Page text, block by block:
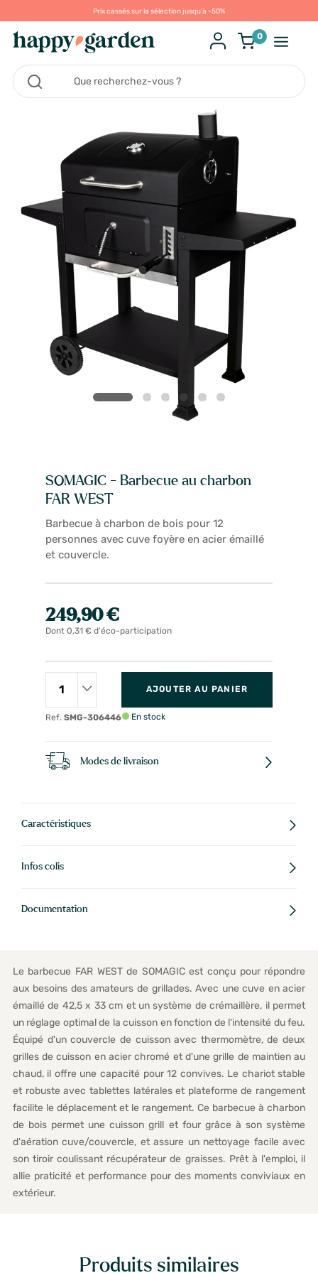
Prix cassés sur la sélection jusqu'à -50%
0
SOMAGIC - Barbecue au charbon
FAR WEST
Barbecue à charbon de bois pour 12
personnes avec cuve foyère en acier émaillé
et couvercle.
249,90 €
Dont 0,31 € d'éco-participation
Ref. SMG-306446
AJOUTER AU PANIER
En stock
Modes de livraison
Caractéristiques
Infos colis
Documentation
Le barbecue FAR WEST de SOMAGIC est conçu pour répondre
aux besoins des amateurs de grillades. Avec une cuve en acier
émaillé de 42,5 x 33 cm et un système de crémaillère, il permet
un réglage optimal de la cuisson en fonction de l'intensité du feu.
Équipé d'un couvercle de cuisson avec thermomètre, de deux
grilles de cuisson en acier chromé et d'une grille de maintien au
chaud, il offre une capacité pour 12 convives. Le chariot stable
et robuste avec tablettes latérales et plateforme de rangement
facilite le déplacement et le rangement. Ce barbecue à charbon
de bois permet une cuisson grill et four grâce à son système
d'aération cuve/couvercle, et assure un nettoyage facile avec
son tiroir coulissant récupérateur de graisses. Prêt à l'emploi, il
allie praticité et performance pour des moments conviviaux en
extérieur.
Produits similaires